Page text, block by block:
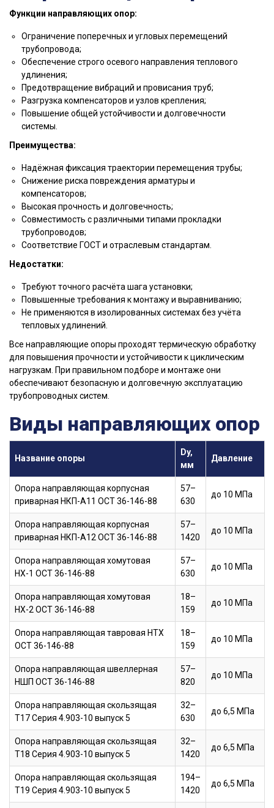
Функции направляющих опор:
Ограничение поперечных и угловых перемещений
трубопровода;
Обеспечение строго осевого направления теплового
удлинения;
Предотвращение вибраций и провисания труб;
Разгрузка компенсаторов и узлов крепления;
Повышение общей устойчивости и долговечности
системы.
Преимущества:
Надёжная фиксация траектории перемещения трубы;
Снижение риска повреждения арматуры и
компенсаторов;
Высокая прочность и долговечность;
Совместимость с различными типами прокладки
трубопроводов;
Соответствие ГОСТ и отраслевым стандартам.
Недостатки:
Требуют точного расчёта шага установки;
Повышенные требования к монтажу и выравниванию;
Не применяются в изолированных системах без учёта
тепловых удлинений.
Все направляющие опоры проходят термическую обработку
для повышения прочности и устойчивости к циклическим
нагрузкам. При правильном подборе и монтаже они
обеспечивают безопасную и долговечную эксплуатацию
трубопроводных систем.
Виды направляющих опор
Название опоры
Dy,
мм
Давление
Опора направляющая корпусная
приварная НКП-А11 ОСТ 36-146-88
57–
630
до 10 МПа
Опора направляющая корпусная
приварная НКП-А12 ОСТ 36-146-88
57–
1420
до 10 МПа
Опора направляющая хомутовая
НХ-1 ОСТ 36-146-88
57–
630
до 10 МПа
Опора направляющая хомутовая
НХ-2 ОСТ 36-146-88
18–
159
до 10 МПа
Опора направляющая тавровая НТХ
ОСТ 36-146-88
18–
159
до 10 МПа
Опора направляющая швеллерная
НШП ОСТ 36-146-88
57–
820
до 10 МПа
Опора направляющая скользящая
Т17 Серия 4.903-10 выпуск 5
32–
630
до 6,5 МПа
Опора направляющая скользящая
Т18 Серия 4.903-10 выпуск 5
32–
1420
до 6,5 МПа
Опора направляющая скользящая
Т19 Серия 4.903-10 выпуск 5
194–
1420
до 6,5 МПа